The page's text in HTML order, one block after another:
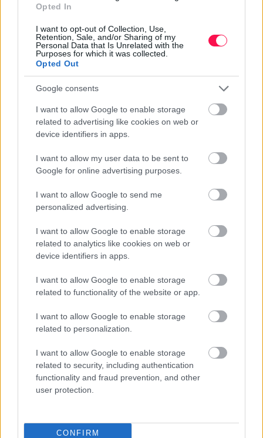
Opted In
I want to opt-out of Collection, Use,
Retention, Sale, and/or Sharing of my
Personal Data that Is Unrelated with the
Purposes for which it was collected.
Opted Out
Google consents
I want to allow Google to enable storage
related to advertising like cookies on web or
device identifiers in apps.
I want to allow my user data to be sent to
Google for online advertising purposes.
I want to allow Google to send me
personalized advertising.
I want to allow Google to enable storage
related to analytics like cookies on web or
device identifiers in apps.
I want to allow Google to enable storage
related to functionality of the website or app.
I want to allow Google to enable storage
related to personalization.
I want to allow Google to enable storage
related to security, including authentication
functionality and fraud prevention, and other
user protection.
CONFIRM
GYAKRAN ISMÉTELT KÉRDÉSEK A
DORINA NÉVNAPRÓL
MIKOR VAN DORINA NÉVNAP?
Dorina hagyományos névnapjaszeptember 2-án
van. Ezen a napon köszöntik Magyarországon
leggyakrabban a Dorina nevűeket.
MILYEN EREDETŰ A DORINA NÉV?
A Dorina görögeredetű név.
Névnapok ABC sorrendben
Névnapok hónapok szerint
Milyen névnap van ma?